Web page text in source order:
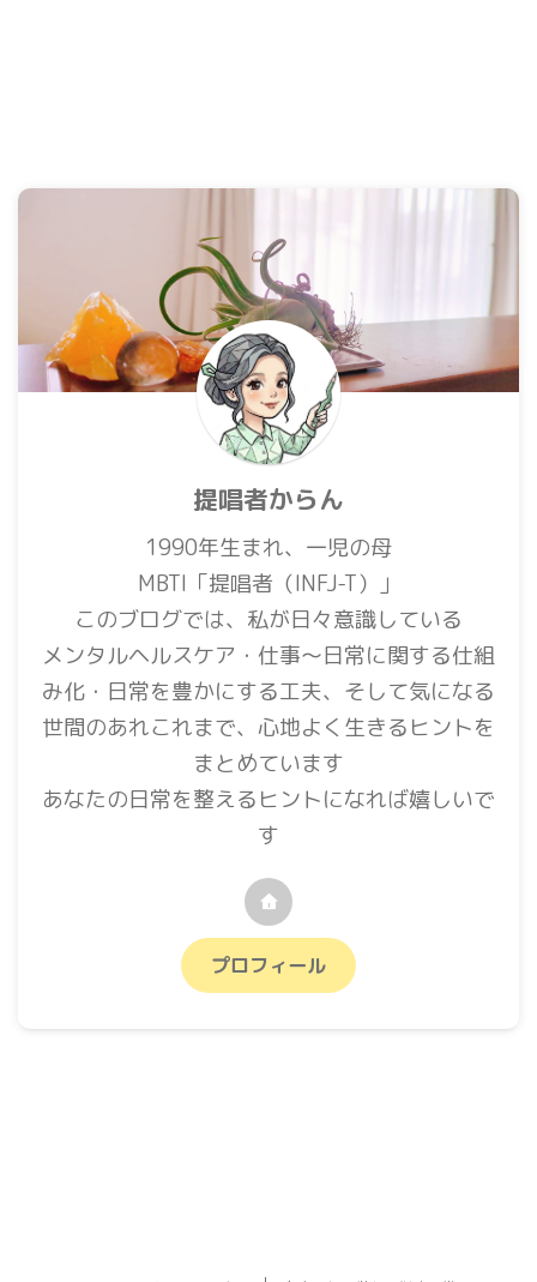
提唱者からん
1990年生まれ、一児の母
MBTI「提唱者（INFJ-T）」
このブログでは、私が日々意識している
メンタルヘルスケア・仕事〜日常に関する仕組
み化・日常を豊かにする工夫、そして気になる
世間のあれこれまで、心地よく生きるヒントを
まとめています
あなたの日常を整えるヒントになれば嬉しいで
す
プロフィール